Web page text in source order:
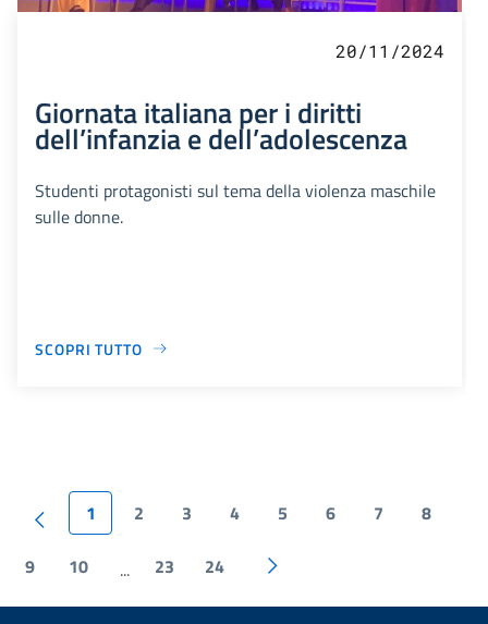
20/11/2024
Giornata italiana per i diritti
dell’infanzia e dell’adolescenza
Studenti protagonisti sul tema della violenza maschile
sulle donne.
SCOPRI TUTTO
1 2 3 4 5 6 7 8
9 10 ... 23 24